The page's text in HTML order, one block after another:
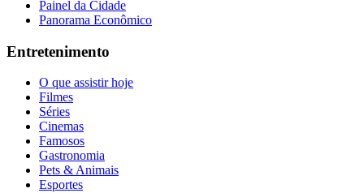
Painel da Cidade
Panorama Econômico
Entretenimento
O que assistir hoje
Filmes
Séries
Cinemas
Famosos
Gastronomia
Pets & Animais
Esportes